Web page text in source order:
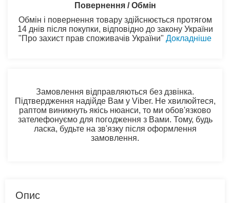
Повернення / Обмін
Обмін і повернення товару здійснюється протягом
14 днів після покупки, відповідно до закону України
"Про захист прав споживачів України" Докладніше
Замовлення відправляються без дзвінка.
Підтвердження надійде Вам у Viber. Не хвилюйтеся,
раптом виникнуть якісь нюанси, то ми обов'язково
зателефонуємо для погодження з Вами. Тому, будь
ласка, будьте на зв'язку після оформлення
замовлення.
Опис